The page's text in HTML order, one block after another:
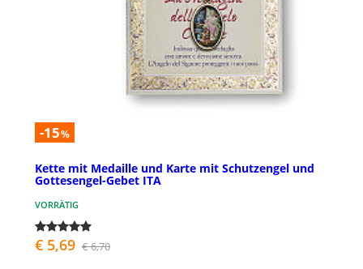
-15%
Kette mit Medaille und Karte mit Schutzengel und
Gottesengel-Gebet ITA
VORRÄTIG
€ 5,69 € 6,70